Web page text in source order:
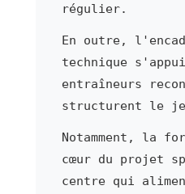
régulier.
En outre,
technique
entraîneurs
structurent le
Notamment, la
cœur du projet
centre qui